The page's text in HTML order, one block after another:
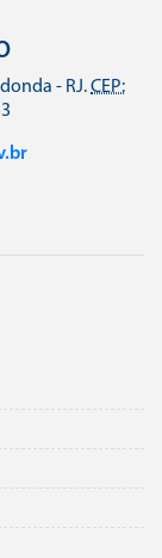
- RJ.CEP: